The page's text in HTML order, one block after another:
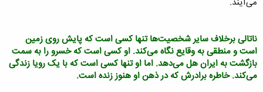
ناتالی برخلاف سایر شخصیت‌ها تنها کسی است که پایش روی زمین
است و منطقی به وقایع نگاه می‌کند. او کسی است که خسرو را به سمت
بازگشت به ایران هل می‌دهد. اما او تنها کسی است که با یک رویا زندگی
می‌کند. خاطره برادرش که در ذهن او هنوز زنده است.